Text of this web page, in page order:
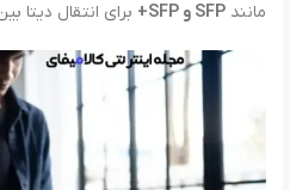
مانند SFP و SFP+ برای انتقال دیتا